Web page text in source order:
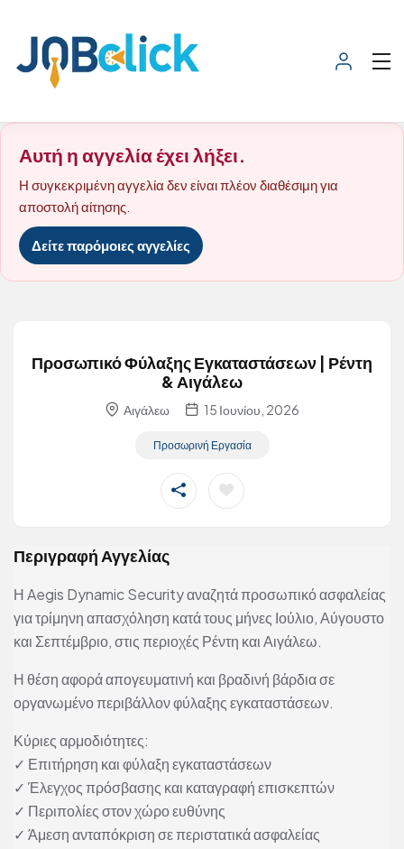
Αυτή η αγγελία έχει λήξει.
Η συγκεκριμένη αγγελία δεν είναι πλέον διαθέσιμη για
αποστολή αίτησης.
Δείτε παρόμοιες αγγελίες
Προσωπικό Φύλαξης Εγκαταστάσεων | Ρέντη
& Αιγάλεω
Αιγάλεω 15 Ιουνίου, 2026
Προσωρινή Εργασία
Περιγραφή Αγγελίας
Η Aegis Dynamic Security αναζητά προσωπικό ασφαλείας
για τρίμηνη απασχόληση κατά τους μήνες Ιούλιο, Αύγουστο
και Σεπτέμβριο, στις περιοχές Ρέντη και Αιγάλεω.
Η θέση αφορά απογευματινή και βραδινή βάρδια σε
οργανωμένο περιβάλλον φύλαξης εγκαταστάσεων.
Κύριες αρμοδιότητες:
✓ Επιτήρηση και φύλαξη εγκαταστάσεων
✓ Έλεγχος πρόσβασης και καταγραφή επισκεπτών
✓ Περιπολίες στον χώρο ευθύνης
✓ Άμεση ανταπόκριση σε περιστατικά ασφαλείας